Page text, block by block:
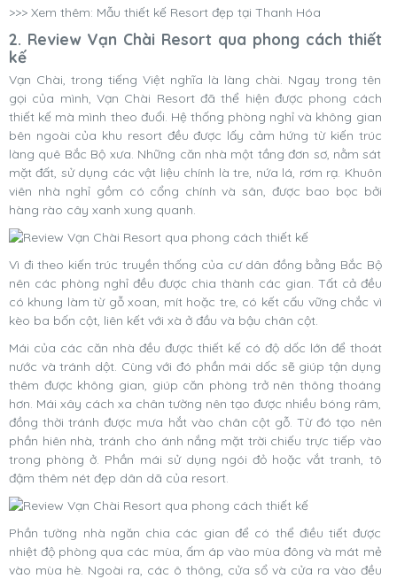
>>> Xem thêm: Mẫu thiết kế Resort đẹp tại Thanh Hóa
2. Review Vạn Chài Resort qua phong cách thiết
kế
Vạn Chài, trong tiếng Việt nghĩa là làng chài. Ngay trong tên
gọi của mình, Vạn Chài Resort đã thể hiện được phong cách
thiết kế mà mình theo đuổi. Hệ thống phòng nghỉ và không gian
bên ngoài của khu resort đều được lấy cảm hứng từ kiến trúc
làng quê Bắc Bộ xưa. Những căn nhà một tầng đơn sơ, nằm sát
mặt đất, sử dụng các vật liệu chính là tre, nứa lá, rơm rạ. Khuôn
viên nhà nghỉ gồm có cổng chính và sân, được bao bọc bởi
hàng rào cây xanh xung quanh.
Vì đi theo kiến trúc truyền thống của cư dân đồng bằng Bắc Bộ
nên các phòng nghỉ đều được chia thành các gian. Tất cả đều
có khung làm từ gỗ xoan, mít hoặc tre, có kết cấu vững chắc vì
kèo ba bốn cột, liên kết với xà ở đầu và bậu chân cột.
Mái của các căn nhà đều được thiết kế có độ dốc lớn để thoát
nước và tránh dột. Cùng với đó phần mái dốc sẽ giúp tận dụng
thêm được không gian, giúp căn phòng trở nên thông thoáng
hơn. Mái xây cách xa chân tường nên tạo được nhiều bóng râm,
đồng thời tránh được mưa hắt vào chân cột gỗ. Từ đó tạo nên
phần hiên nhà, tránh cho ánh nắng mặt trời chiếu trực tiếp vào
trong phòng ở. Phần mái sử dụng ngói đỏ hoặc vắt tranh, tô
đậm thêm nét đẹp dân dã của resort.
Phần tường nhà ngăn chia các gian để có thể điều tiết được
nhiệt độ phòng qua các mùa, ấm áp vào mùa đông và mát mẻ
vào mùa hè. Ngoài ra, các ô thông, cửa sổ và cửa ra vào đều